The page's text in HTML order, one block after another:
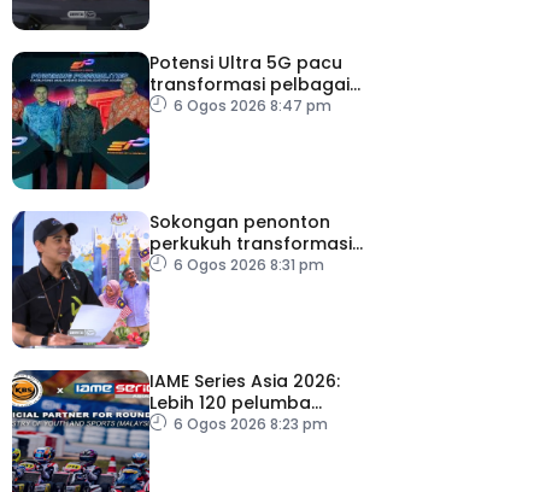
Potensi Ultra 5G pacu
transformasi pelbagai
sektor utama
6 Ogos 2026 8:47 pm
Sokongan penonton
perkukuh transformasi
RTM6 Ogos 2026 8:31 pm
IAME Series Asia 2026:
Lebih 120 pelumba
antarabangsa berentap
6 Ogos 2026 8:23 pm